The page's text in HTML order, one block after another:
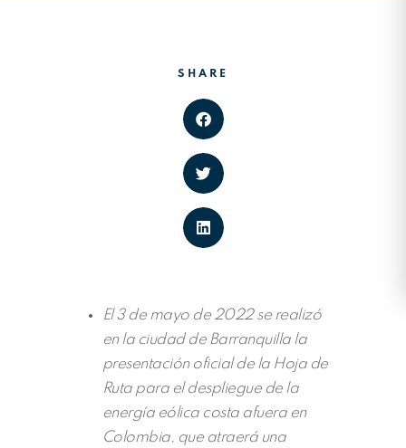
SHARE
El 3 de mayo de 2022 se realizó
en la ciudad de Barranquilla la
presentación oficial de la Hoja de
Ruta para el despliegue de la
energía eólica costa afuera en
Colombia, que atraerá una